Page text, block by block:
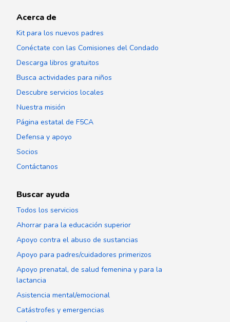
Acerca de
Kit para los nuevos padres
Conéctate con las Comisiones del Condado
Descarga libros gratuitos
Busca actividades para niños
Descubre servicios locales
Nuestra misión
Página estatal de F5CA
Defensa y apoyo
Socios
Contáctanos
Buscar ayuda
Todos los servicios
Ahorrar para la educación superior
Apoyo contra el abuso de sustancias
Apoyo para padres/cuidadores primerizos
Apoyo prenatal, de salud femenina y para la
lactancia
Asistencia mental/emocional
Catástrofes y emergencias